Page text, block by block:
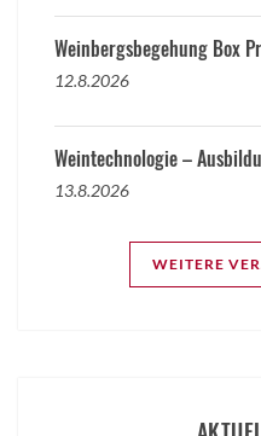
Weinbergsbegehung Box
12.8.2026
Weintechnologie –
13.8.2026
WEITERE